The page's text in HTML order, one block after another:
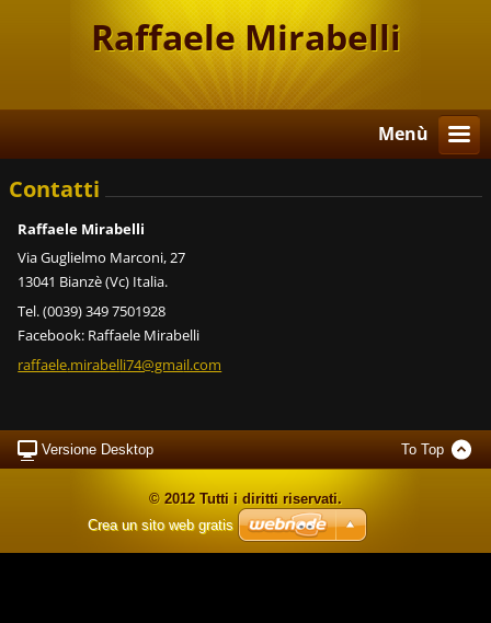
Raffaele Mirabelli
Menù
Contatti
Raffaele Mirabelli
Via Guglielmo Marconi, 27
13041 Bianzè (Vc) Italia.
Tel. (0039) 349 7501928
Facebook: Raffaele Mirabelli
raffaele.mirabelli74@gmail.com
Versione Desktop To Top
© 2012 Tutti i diritti riservati.
Crea un sito web gratis